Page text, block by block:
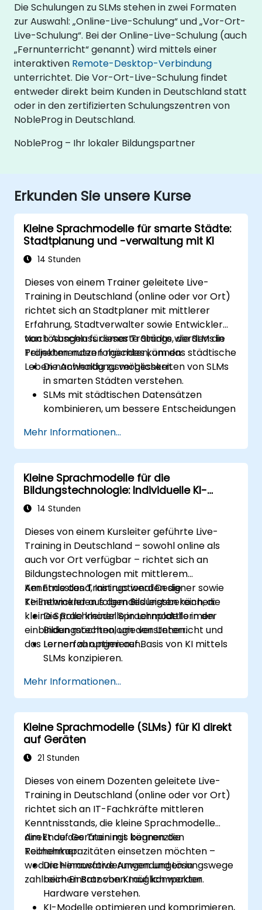
Die Schulungen zu SLMs stehen in zwei Formaten
zur Auswahl: „Online-Live-Schulung“ und „Vor-Ort-
Live-Schulung“. Bei der Online-Live-Schulung (auch
„Fernunterricht“ genannt) wird mittels einer
interaktiven Remote-Desktop-Verbindung
unterrichtet. Die Vor-Ort-Live-Schulung findet
entweder direkt beim Kunden in Deutschland statt
oder in den zertifizierten Schulungszentren von
NobleProg in Deutschland.
NobleProg – Ihr lokaler Bildungspartner
Erkunden Sie unsere Kurse
Kleine Sprachmodelle für smarte Städte:
Stadtplanung und -verwaltung mit KI
14 Stunden
Dieses von einem Trainer geleitete Live-
Training in Deutschland (online oder vor Ort)
richtet sich an Stadtplaner mit mittlerer
Erfahrung, Stadtverwalter sowie Entwickler
von Lösungen für smarte Städte, die SLMs in
Projekten nutzen möchten, um das städtische
Leben nachhaltig zu verbessern.
Nach Abschluss dieses Trainings werden die
Teilnehmenden folgendes können:
Die Anwendungsmöglichkeiten von SLMs
in smarten Städten verstehen.
SLMs mit städtischen Datensätzen
kombinieren, um bessere Entscheidungen
Strategien zur Einführung von SLMs in
städtische Verwaltungssysteme
entwickeln.
Die Auswirkungen von SLMs auf die
Stadtplanung sowie Lösungen für smarte
Städte bewerten.
Mehr Informationen...
Kleine Sprachmodelle für die
Bildungstechnologie: Individuelle KI-
Lösungen für Lernen und Entwicklung
14 Stunden
Dieses von einem Kursleiter geführte Live-
Training in Deutschland – sowohl online als
auch vor Ort verfügbar – richtet sich an
Bildungstechnologen mit mittlerem
Kenntnisstand, Instructional Designer sowie
KI-Entwickler aus dem Bildungsbereich, die
kleine Sprachmodelle in Lernplattformen
einbinden möchten, um den Unterricht und
das Lernen zu optimieren.
Am Ende des Trainings werden die
Teilnehmenden folgendes leisten können:
Die Rolle kleiner Sprachmodelle in der
Bildungstechnologie verstehen.
Lernerfahrungen auf Basis von KI mittels
SLMs konzipieren.
bildungsrelevanten Kontexten
implementieren.
Die Wirksamkeit kleiner Sprachmodelle
hinsichtlich Lernergebnissen bewerten.
Mehr Informationen...
Kleine Sprachmodelle (SLMs) für KI direkt
auf Geräten
21 Stunden
Dieses von einem Dozenten geleitete Live-
Training in Deutschland (online oder vor Ort)
richtet sich an IT-Fachkräfte mittleren
Kenntnisstands, die kleine Sprachmodelle
direkt auf Geräten mit begrenzten
Rechenkapazitäten einsetzen möchten –
wodurch innovative Anwendungen in
zahlreichen Branchen möglich werden.
Am Ende des Trainings können die
Teilnehmer:
Die Herausforderungen und Lösungswege
beim Einsatz von KI auf kompakter
Hardware verstehen.